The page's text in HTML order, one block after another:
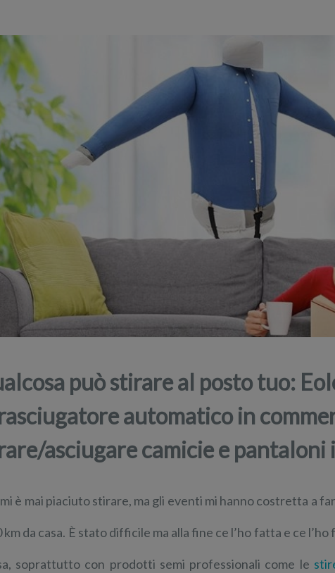
può stirare al posto tuo:
automatico in
asciugare camicie e pantaloni
è mai piaciuto stirare, ma gli eventi mi hanno costretta a
km da casa. È stato difficile ma alla fine ce l’ho fatta e ce
soprattutto con prodotti semi professionali come le